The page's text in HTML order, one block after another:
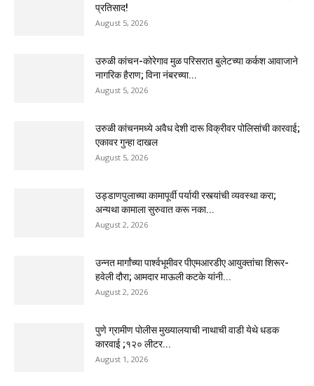
प्रतिसाद!
August 5, 2026
उरुळी कांचन-कोरेगाव मुळ परिसरात बुलेटच्या कर्कश आवाजाने
नागरिक हैराण; विना नंबरच्या...
August 5, 2026
उरुळी कांचनमध्ये अवैध देशी दारू विक्रीवर पोलिसांची कारवाई;
एकावर गुन्हा दाखल
August 5, 2026
उड्डाणपुलाच्या कामापूर्वी पर्यायी रस्त्यांची व्यवस्था करा;
अन्यथा कामाला सुरुवात करू नका...
August 2, 2026
उन्नत मार्गांच्या पार्श्वभूमीवर पीएमआरडीए आयुक्तांचा शिरूर-
हवेली दौरा; आमदार माऊली कटके यांनी...
August 2, 2026
पुणे ग्रामीण पोलीस मुख्यालयाची नाथाची वाडी येथे धडक
कारवाई ;१२० लीटर...
August 1, 2026